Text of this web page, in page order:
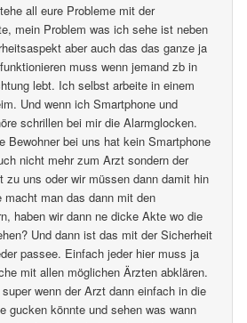
all eure Probleme mit der
mein Problem was ich sehe ist neben
aber auch das das ganze ja
muss wenn jemand zb in
lebt. Ich selbst arbeite in einem
Und wenn ich Smartphone und
schrillen bei mir die Alarmglocken.
Bewohner bei uns hat kein Smartphone
nicht mehr zum Arzt sondern der
zu uns oder wir müssen dann damit hin
macht man das dann mit den
haben wir dann ne dicke Akte wo die
Und dann ist das mit der Sicherheit
passee. Einfach jeder hier muss ja
mit allen möglichen Ärzten abklären.
wenn der Arzt dann einfach in die
gucken könnte und sehen was wann